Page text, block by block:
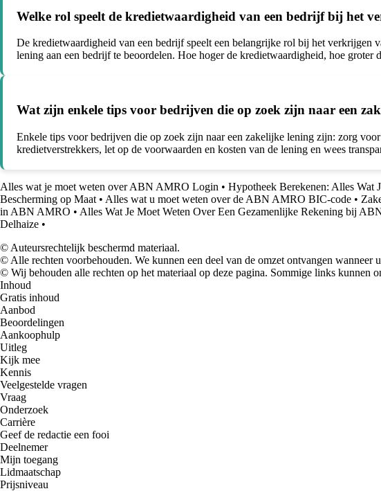
Welke rol speelt de kredietwaardigheid van een bedrijf bij het
De kredietwaardigheid van een bedrijf speelt een belangrijke rol bij het verkrijgen
lening aan een bedrijf te beoordelen. Hoe hoger de kredietwaardigheid, hoe
Wat zijn enkele tips voor bedrijven die op zoek zijn naar een
Enkele tips voor bedrijven die op zoek zijn naar een zakelijke lening zijn: zorg
kredietverstrekkers, let op de voorwaarden en kosten van de lening en wees
Alles wat je moet weten over ABN AMRO Login • Hypotheek Berekenen: Alles Wat
Bescherming op Maat • Alles wat u moet weten over de ABN AMRO BIC-code •
in ABN AMRO • Alles Wat Je Moet Weten Over Een Gezamenlijke Rekening bij
Delhaize •
© Auteursrechtelijk beschermd materiaal.
© Alle rechten voorbehouden. We kunnen een deel van de omzet ontvangen wanneer
© Wij behouden alle rechten op het materiaal op deze pagina. Sommige links kunnen
Inhoud
Gratis inhoud
Aanbod
Beoordelingen
Aankoophulp
Uitleg
Kijk mee
Kennis
Veelgestelde vragen
Vraag
Onderzoek
Carrière
Geef de redactie een fooi
Deelnemer
Mijn toegang
Lidmaatschap
Prijsniveau